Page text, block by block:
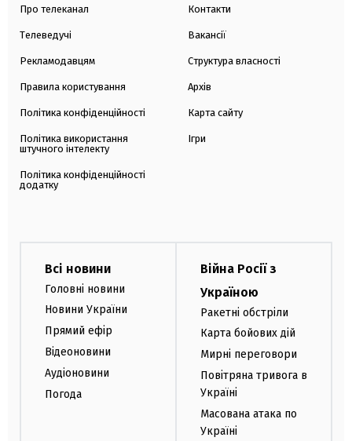
Про телеканал
Телеведучі
Рекламодавцям
Правила користування
Політика конфіденційності
Політика використання
штучного інтелекту
Політика конфіденційності
додатку
Контакти
Вакансії
Структура власності
Архів
Карта сайту
Ігри
Всі новини
Головні новини
Новини України
Прямий ефір
Відеоновини
Аудіоновини
Погода
Війна Росії з
Україною
Ракетні обстріли
Карта бойових дій
Мирні переговори
Повітряна тривога в
Україні
Масована атака по
Україні